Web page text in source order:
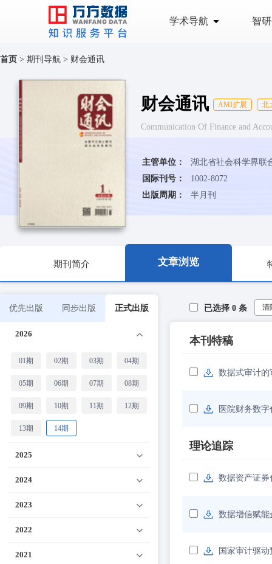
学术导航 智
首页 > 期刊导航 > 财会通讯
财会通讯 AMI扩展 北
Communication Of Finance and
主管单位：
湖北省社会科学界联
国际刊号：
1002-8072
出版周期：
半月刊
期刊简介 文章浏览
优先出版 同步出版 正式出版
2026
01期 02期 03期 04期
05期 06期 07期 08期
09期 10期 11期 12期
13期 14期
2025
2024
2023
2022
2021
已选择 0 条 清
本刊特稿
数据式审计的
医院财务数
理论追踪
数据资产证
数据增信赋
国家审计驱